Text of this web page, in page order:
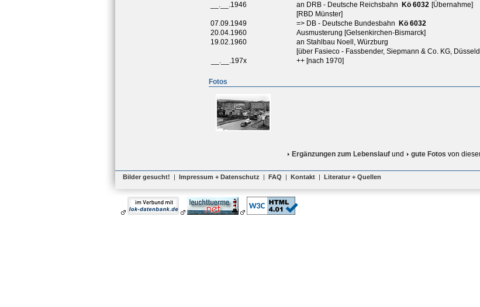
__.__.1946
an DRB - Deutsche Reichsbahn Kö 6032 [Übernahme]
[RBD Münster]
07.09.1949
=> DB - Deutsche Bundesbahn
Kö 6032
20.04.1960
Ausmusterung [Gelsenkirchen-Bismarck]
19.02.1960
an Stahlbau Noell, Würzburg
[über Fasieco - Fassbender, Siepmann & Co. KG,
__.__.197x
++ [nach 1970]
Fotos
Ergänzungen zum Lebenslauf und gute Fotos von
Bilder gesucht! | Impressum + Datenschutz | FAQ | Kontakt | Literatur + Quellen